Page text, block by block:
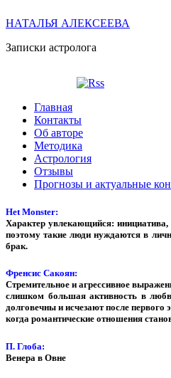
НАТАЛЬЯ АЛЕКСЕЕВА
Записки астролога
Главная
Контакты
Об авторе
Методика
Астрология
Отзывы
Прогнозы и актуальные
Het Monster:
Характер увлекающийся:
поэтому такие люди нуждаются в
брак.
Френсис Сакоян:
Стремительное и агрессивное
слишком большая активность в
долговечны и исчезают после
когда романтические отношения
П. Глоба:
Венера в Овне